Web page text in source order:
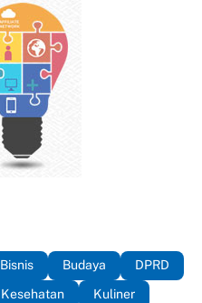
Bisnis Budaya
DPRD
Kesehatan
Kuliner